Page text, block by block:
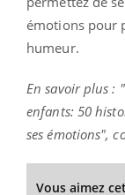
émotions pour
humeur.
En savoir plus :
enfants: 50
ses émotions",
Vous aimez